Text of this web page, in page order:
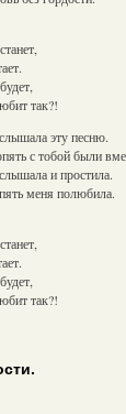
так?!
эту песню.
с тобой были
и простила.
меня полюбила.
так?!